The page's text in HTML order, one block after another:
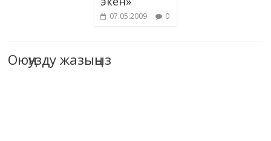
07.05.2009 0
Оюңузду жазыңыз